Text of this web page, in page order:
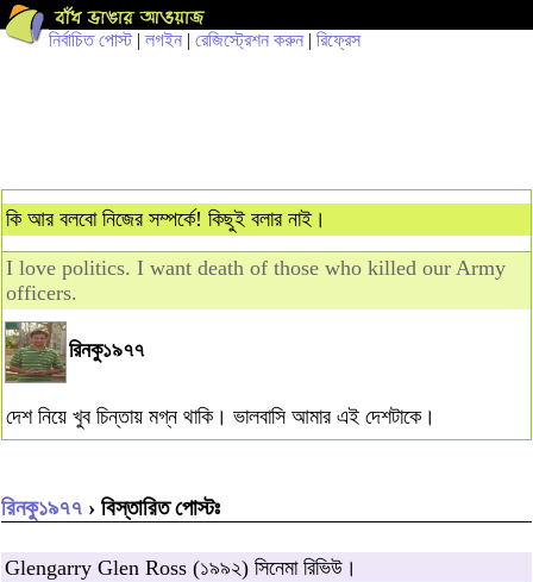
নির্বাচিত পোস্ট| লগইন | রেজিস্ট্রেশন করুন | রিফ্রেস
কি আর বলবো নিজের সম্পর্কে! কিছুই বলার নাই।
I love politics. I want death of those who killed our Army
officers.
রিনকু১৯৭৭
দেশ নিয়ে খুব চিন্তায় মগ্ন থাকি। ভালবাসি আমার এই দেশটাকে।
রিনকু১৯৭৭ › বিস্তারিত পোস্টঃ
Glengarry Glen Ross (১৯৯২) সিনেমা রিভিউ।